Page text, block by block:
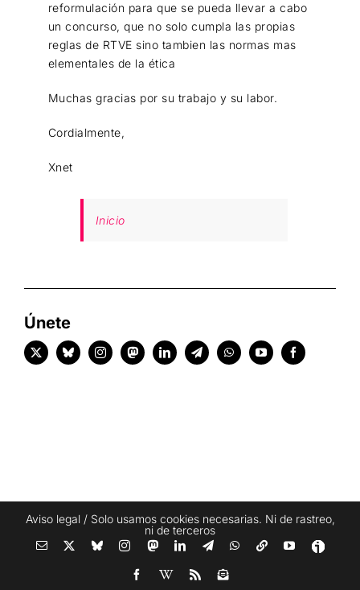
reformulación para que se pueda llevar a cabo
un concurso, que no solo cumpla las propias
reglas de RTVE sino tambien las normas mas
elementales de la ética
Muchas gracias por su trabajo y su labor.
Cordialmente,
Xnet
Inicio
Únete
Aviso legal / Solo usamos cookies necesarias. Ni de rastreo,
ni de terceros